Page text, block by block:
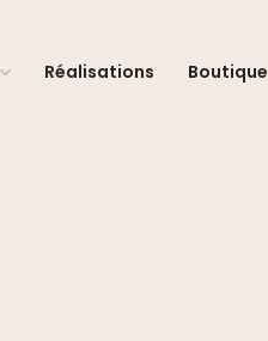
Réalisations Boutique